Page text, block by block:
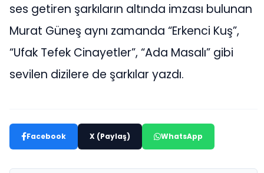
ses getiren şarkıların altında imzası bulunan
Murat Güneş aynı zamanda “Erkenci Kuş”,
“Ufak Tefek Cinayetler”, “Ada Masalı” gibi
sevilen dizilere de şarkılar yazdı.
Facebook X (Paylaş) WhatsApp